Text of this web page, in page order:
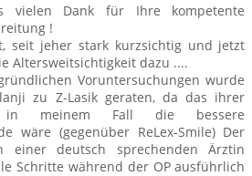
vielen Dank für Ihre kompetente
!
seit jeher stark kurzsichtig und jetzt
Altersweitsichtigkeit dazu ....
Voruntersuchungen wurde
zu Z-Lasik geraten, da das ihrer
in meinem Fall die bessere
wäre (gegenüber ReLex-Smile) Der
einer deutsch sprechenden Ärztin
Schritte während der OP ausführlich